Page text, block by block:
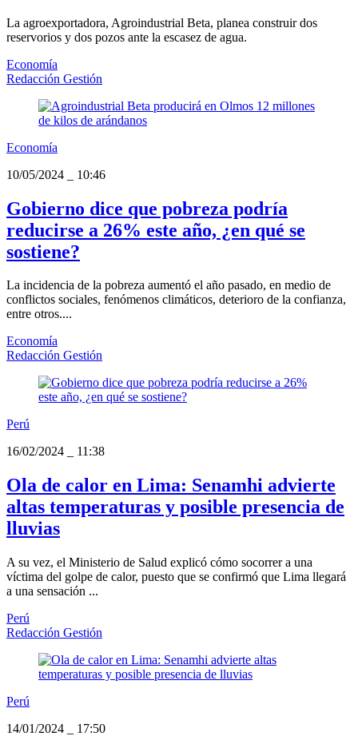
La agroexportadora, Agroindustrial Beta, planea construir dos
reservorios y dos pozos ante la escasez de agua.
Economía
Redacción Gestión
Economía
10/05/2024
10:46
Gobierno dice que pobreza podría
reducirse a 26% este año, ¿en qué se
sostiene?
La incidencia de la pobreza aumentó el año pasado, en medio de
conflictos sociales, fenómenos climáticos, deterioro de la confianza,
entre otros....
Economía
Redacción Gestión
Perú
16/02/2024
11:38
Ola de calor en Lima: Senamhi advierte
altas temperaturas y posible presencia de
lluvias
A su vez, el Ministerio de Salud explicó cómo socorrer a una
víctima del golpe de calor, puesto que se confirmó que Lima llegará
a una sensación ...
Perú
Redacción Gestión
Perú
14/01/2024
17:50